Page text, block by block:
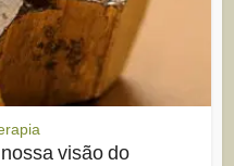
visão do